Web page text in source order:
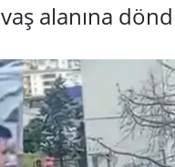
alanına